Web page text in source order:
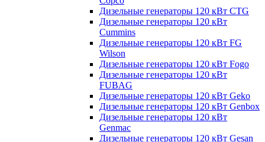
Дизельные генераторы 120 кВт CTG
Дизельные генераторы 120 кВт
Cummins
Дизельные генераторы 120 кВт FG
Wilson
Дизельные генераторы 120 кВт Fogo
Дизельные генераторы 120 кВт
FUBAG
Дизельные генераторы 120 кВт Geko
Дизельные генераторы 120 кВт Genbox
Дизельные генераторы 120 кВт
Genmac
Дизельные генераторы 120 кВт Gesan